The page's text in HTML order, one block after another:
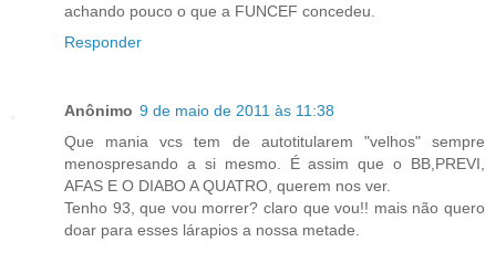
achando pouco o que a FUNCEF concedeu.
Responder
Anônimo 9 de maio de 2011 às 11:38
Que mania vcs tem de autotitularem "velhos" sempre
menospresando a si mesmo. É assim que o BB,PREVI,
AFAS E O DIABO A QUATRO, querem nos ver.
Tenho 93, que vou morrer? claro que vou!! mais não quero
doar para esses lárapios a nossa metade.